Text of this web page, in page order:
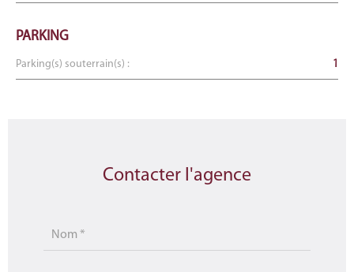
PARKING
Parking(s) souterrain(s) : 1
Contacter l'agence